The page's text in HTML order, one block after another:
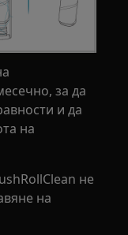
за да
и да
на
не
на